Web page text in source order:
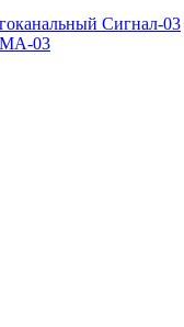
Сигнал-03
03